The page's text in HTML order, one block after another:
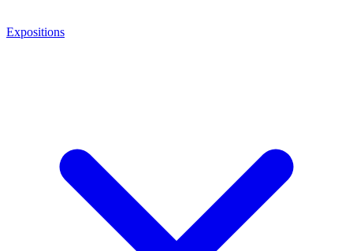
Expositions